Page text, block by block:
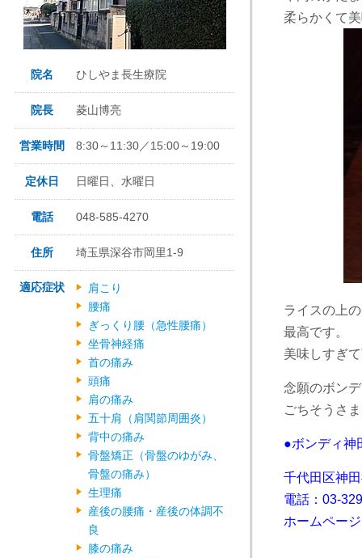
柔らかくて
ライスの上
最高です。
美味しすぎ
念願のボン
ごちそうさ
●ボンディ神
千代田区神
電話： 03-
ホームペー
院名 ひしやま長生療院
院長 菱山博亮
営業時間 8:30～11:30／15:00～19:00
定休日 日曜日、水曜日
電話 048-585-4270
住所 埼玉県深谷市岡里1-9
適応症状
肩こり
腰痛
ぎっくり腰（急性腰痛）
坐骨神経痛
首の痛み
頭痛
肩の痛み
五十肩（肩関節周囲炎）
背中の痛み
骨盤矯正（骨盤のゆがみ、
骨盤の痛み）
生理痛
産後の腰痛・産後の体調不
良
膝の痛み